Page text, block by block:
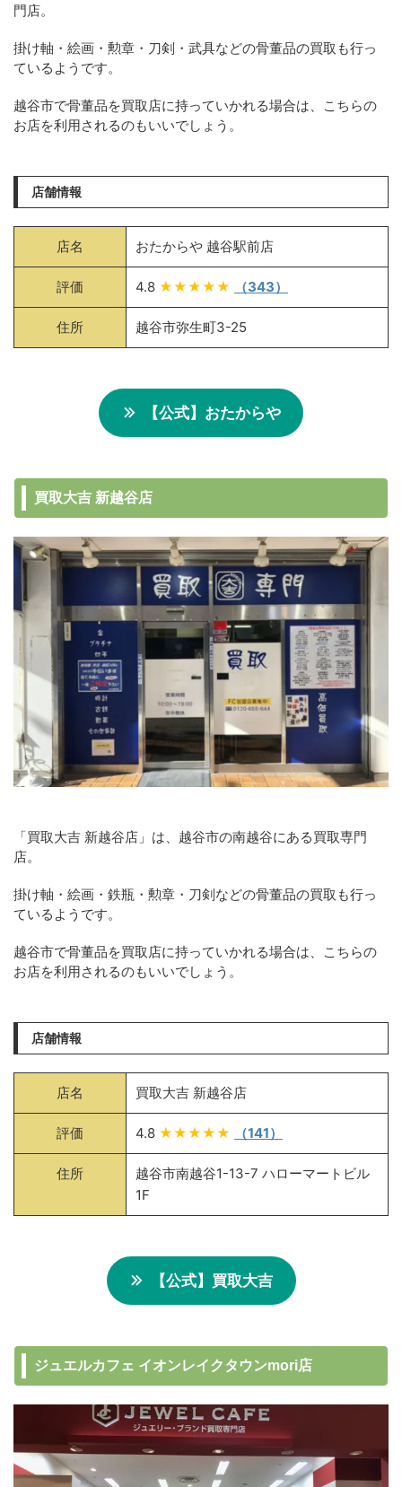
門店。
掛け軸・絵画・勲章・刀剣・武具などの骨董品の買取も行っ
ているようです。
越谷市で骨董品を買取店に持っていかれる場合は、こちらの
お店を利用されるのもいいでしょう。
店舗情報
店名 おたからや 越谷駅前店
評価 4.8 ★★★★★ （343）
住所 越谷市弥生町3-25
【公式】おたからや
買取大吉 新越谷店
「買取大吉 新越谷店」は、越谷市の南越谷にある買取専門
店。
掛け軸・絵画・鉄瓶・勲章・刀剣などの骨董品の買取も行っ
ているようです。
越谷市で骨董品を買取店に持っていかれる場合は、こちらの
お店を利用されるのもいいでしょう。
店舗情報
店名 買取大吉 新越谷店
評価 4.8 ★★★★★ （141）
住所
越谷市南越谷1-13-7 ハローマートビル
1F
【公式】買取大吉
ジュエルカフェ イオンレイクタウンmori店